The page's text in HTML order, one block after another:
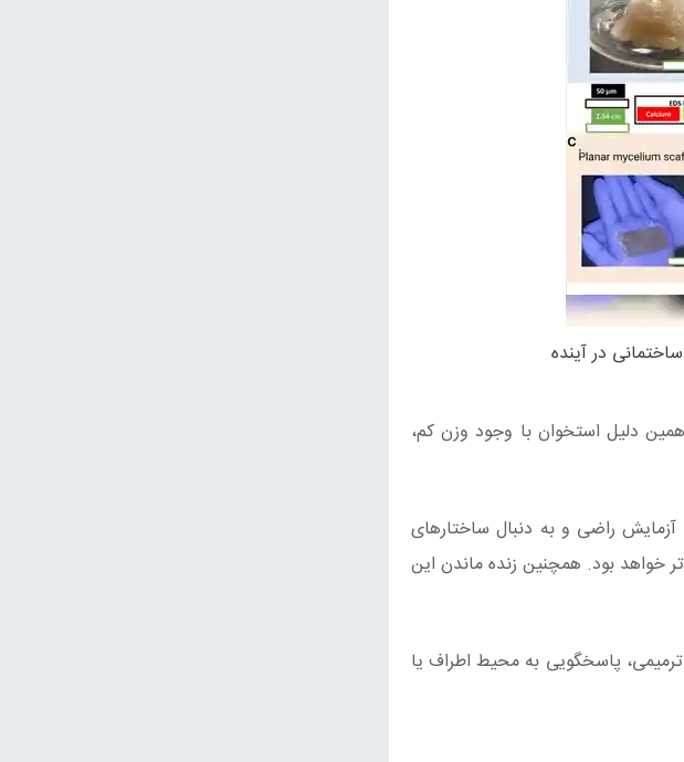
در آینده
دلیل استخوان با وجود وزن کم،
آزمایش راضی و به دنبال ساختارهای
خواهد بود. همچنین زنده ماندن این
ترمیمی، پاسخگویی به محیط اطراف یا